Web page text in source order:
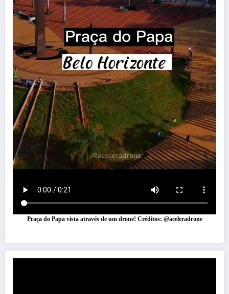
Praça do Papa vista através de um drone! Créditos: @aceleradrone